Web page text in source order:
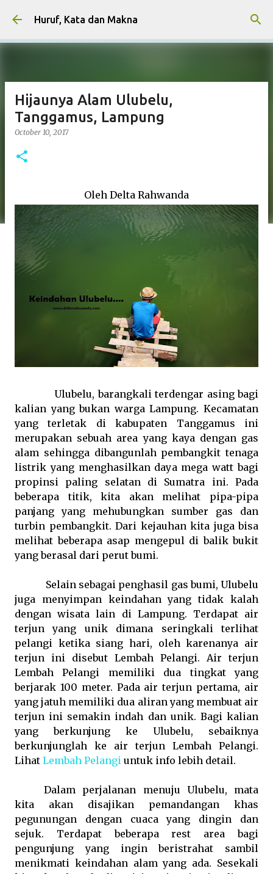
Skip to main content
Huruf, Kata dan Makna
Hijaunya Alam Ulubelu,
Tanggamus, Lampung
October 10, 2017
Oleh Delta Rahwanda
Ulubelu, barangkali terdengar asing bagi
kalian yang bukan warga Lampung. Kecamatan
yang terletak di kabupaten Tanggamus ini
merupakan sebuah area yang kaya dengan gas
alam sehingga dibangunlah pembangkit tenaga
listrik yang menghasilkan daya mega watt bagi
propinsi paling selatan di Sumatra ini. Pada
beberapa titik, kita akan melihat pipa-pipa
panjang yang mehubungkan sumber gas dan
turbin pembangkit. Dari kejauhan kita juga bisa
melihat beberapa asap mengepul di balik bukit
yang berasal dari perut bumi.
Selain sebagai penghasil gas bumi, Ulubelu
juga menyimpan keindahan yang tidak kalah
dengan wisata lain di Lampung. Terdapat air
terjun yang unik dimana seringkali terlihat
pelangi ketika siang hari, oleh karenanya air
terjun ini disebut Lembah Pelangi. Air terjun
Lembah Pelangi memiliki dua tingkat yang
berjarak 100 meter. Pada air terjun pertama, air
yang jatuh memiliki dua aliran yang membuat air
terjun ini semakin indah dan unik. Bagi kalian
yang berkunjung ke Ulubelu, sebaiknya
berkunjunglah ke air terjun Lembah Pelangi.
Lihat Lembah Pelangi untuk info lebih detail.
Dalam perjalanan menuju Ulubelu, mata
kita akan disajikan pemandangan khas
pegunungan dengan cuaca yang dingin dan
sejuk. Terdapat beberapa rest area bagi
pengunjung yang ingin beristrahat sambil
menikmati keindahan alam yang ada. Sesekali